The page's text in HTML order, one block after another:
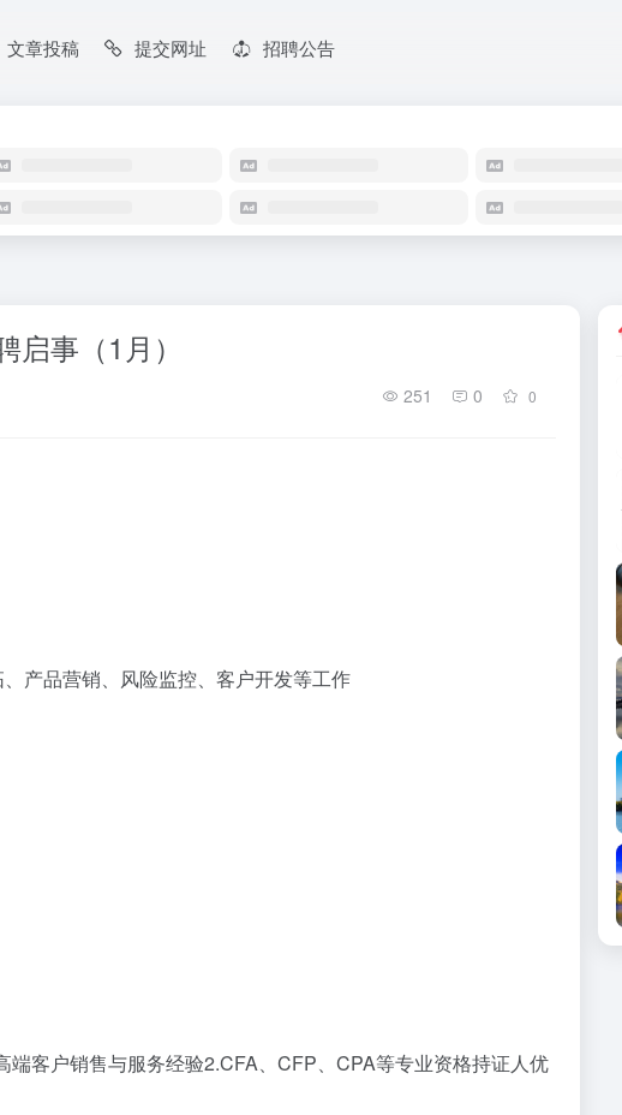
文章投稿 提交网址 招聘公告
事（1月）
251 0 0
产品营销、风险监控、客户开发等工作
客户销售与服务经验2.CFA、CFP、CPA等专业资格持证人优